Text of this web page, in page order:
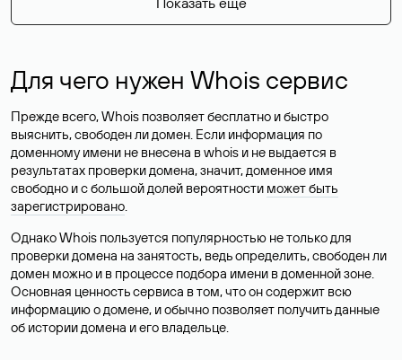
Для чего нужен Whois сервис
Прежде всего, Whois позволяет бесплатно и быстро
выяснить, свободен ли домен. Если информация по
доменному имени не внесена в whois и не выдается в
результатах проверки домена, значит, доменное имя
свободно и с большой долей вероятности может быть
зарегистрировано.
Однако Whois пользуется популярностью не только для
проверки домена на занятость, ведь определить, свободен ли
домен можно и в процессе подбора имени в доменной зоне.
Основная ценность сервиса в том, что он содержит всю
информацию о домене, и обычно позволяет получить данные
об истории домена и его владельце.